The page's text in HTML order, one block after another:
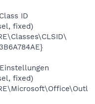
ID
fixed)
fixed)